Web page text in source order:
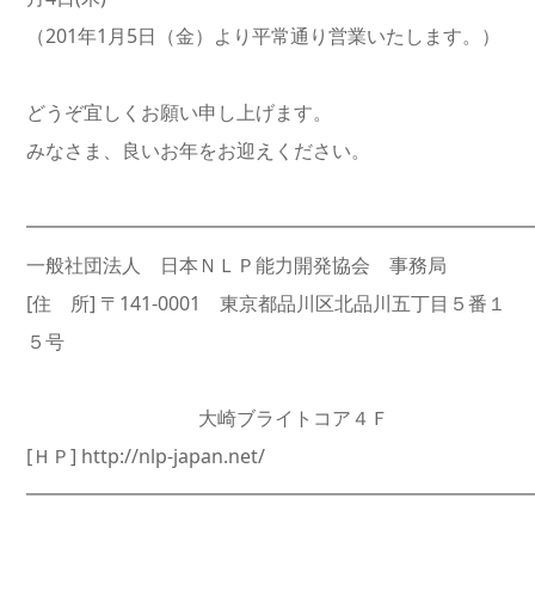
（201年1月5日（金）より平常通り営業いたします。）
どうぞ宜しくお願い申し上げます。
みなさま、良いお年をお迎えください。
一般社団法人 日本ＮＬＰ能力開発協会 事務局
[住 所] 〒141-0001 東京都品川区北品川五丁目５番１
５号
大崎ブライトコア４Ｆ
[ＨＰ] http://nlp-japan.net/